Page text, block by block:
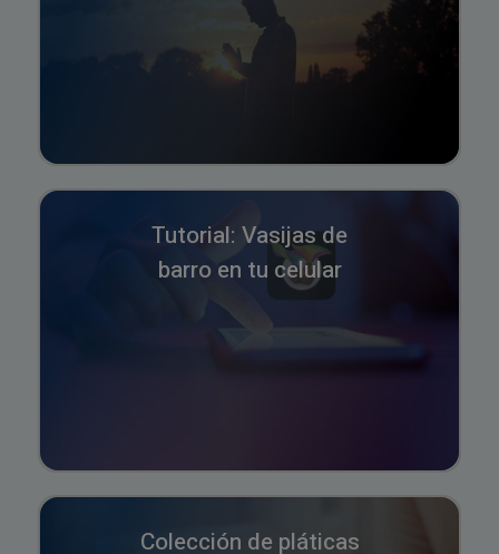
Tutorial: Vasijas de
barro en tu celular
Colección de pláticas